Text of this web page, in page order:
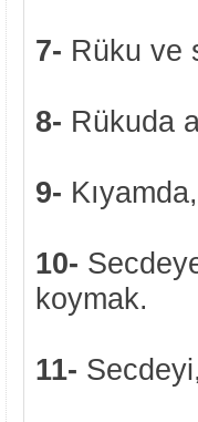
7- Rüku ve
8- Rükuda
9-
10-
koymak.
11-